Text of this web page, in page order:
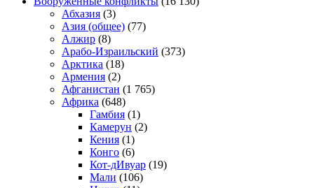
Абхазия (3)
Азия (общее) (77)
Алжир (8)
Арабо-Израильский (373)
Арктика (18)
Армения (2)
Афганистан (1 765)
Африка (648)
Гамбия (1)
Камерун (2)
Кения (1)
Конго (6)
Кот-дИвуар (19)
Мали (106)